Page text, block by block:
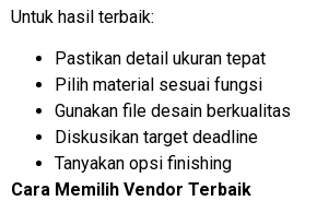
Untuk hasil terbaik:
Pastikan detail ukuran tepat
Pilih material sesuai fungsi
Gunakan file desain berkualitas
Diskusikan target deadline
Tanyakan opsi finishing
Cara Memilih Vendor Terbaik